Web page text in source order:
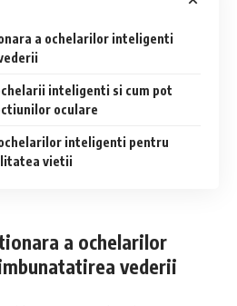
a ochelarilor inteligenti
inteligenti si cum pot
oculare
inteligenti pentru
vietii
a ochelarilor
vederii